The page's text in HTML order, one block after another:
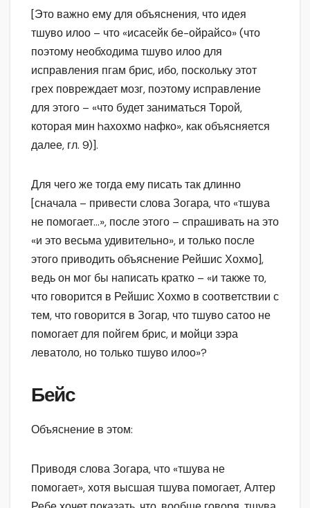
[Это важно ему для объяснения, что идея
тшуво илоо – что «исасейк бе-ойрайсо» (что
поэтому необходима тшуво илоо для
исправления пгам брис, ибо, поскольку этот
грех повреждает мозг, поэтому исправление
для этого – «что будет заниматься Торой,
которая мин hахохмо нафко», как объясняется
далее, гл. 9)].
Для чего же тогда ему писать так длинно
[сначала – привести слова Зогара, что «тшува
не помогает…», после этого – спрашивать на это
«и это весьма удивительно», и только после
этого приводить объяснение Рейшис Хохмо],
ведь он мог бы написать кратко – «и также то,
что говорится в Рейшис Хохмо в соответствии с
тем, что говорится в Зогар, что тшуво сатоо не
помогает для пойгем брис, и мойци зэра
леватоло, но только тшуво илоо»?
Бейс
Объяснение в этом:
Приводя слова Зогара, что «тшува не
помогает», хотя высшая тшува помогает, Алтер